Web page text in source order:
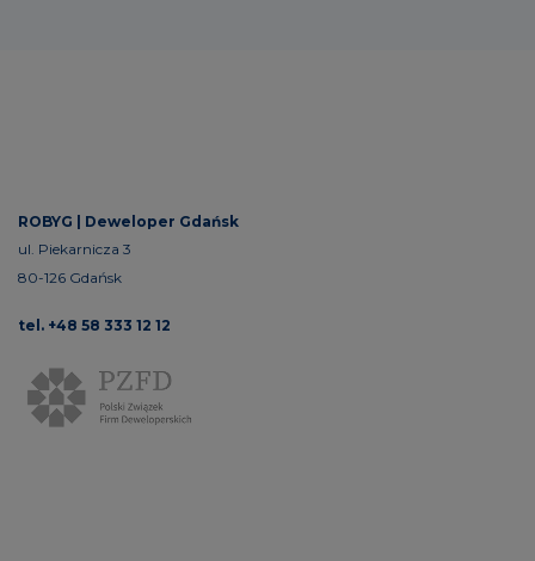
ROBYG | Deweloper Gdańsk
ul. Piekarnicza 3
80-126 Gdańsk
tel. +48 58 333 12 12